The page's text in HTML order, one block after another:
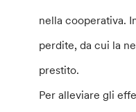
nella cooperativa.
perdite, da cui la
prestito.
Per alleviare gli